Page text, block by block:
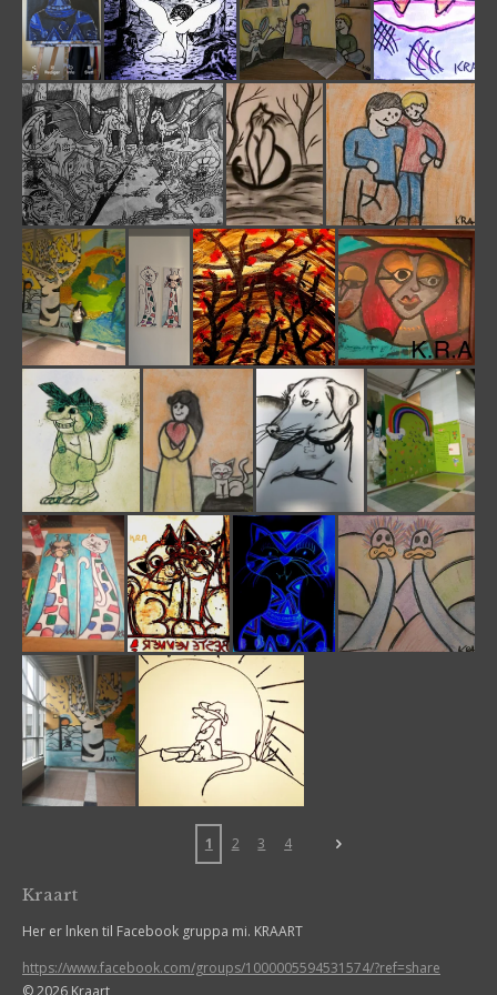
1 2 3 4
Kraart
Her er lnken til Facebook gruppa mi. KRAART
https://www.facebook.com/groups/1000005594531574/?ref=share
© 2026 Kraart